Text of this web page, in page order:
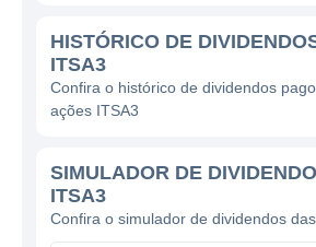
HISTÓRICO DE
ITSA3
Confira o histórico de dividendos
ações ITSA3
SIMULADOR DE
ITSA3
Confira o simulador de dividendos